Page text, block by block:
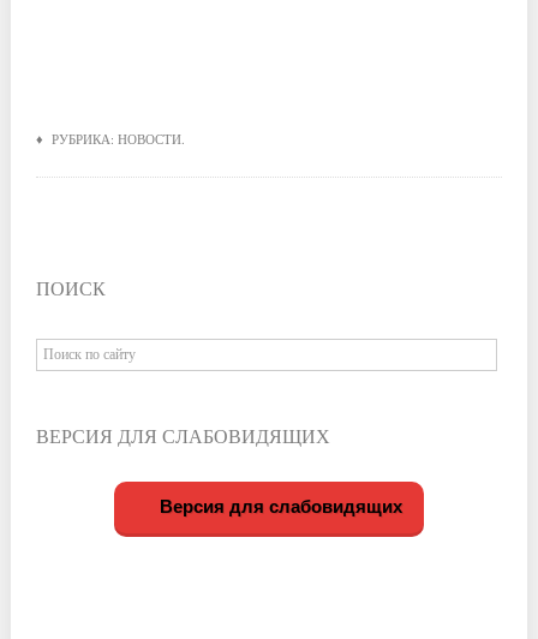
♦ РУБРИКА:НОВОСТИ.
ПОИСК
ВЕРСИЯ ДЛЯ СЛАБОВИДЯЩИХ
Версия для слабовидящих